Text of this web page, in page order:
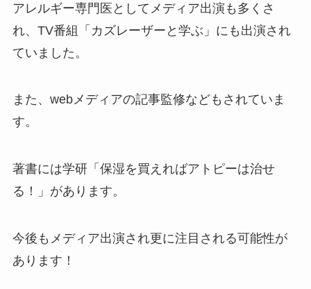
アレルギー専門医としてメディア出演も多くさ
れ、TV番組「カズレーザーと学ぶ」にも出演され
ていました。
また、webメディアの記事監修などもされていま
す。
著書には学研「保湿を買えればアトピーは治せ
る！」があります。
今後もメディア出演され更に注目される可能性が
あります！